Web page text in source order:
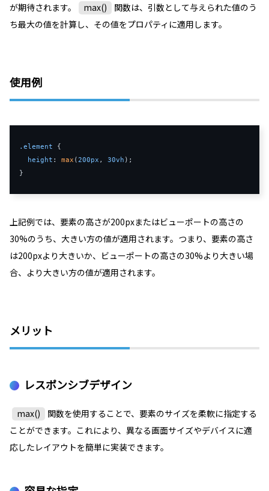
が期待されます。
max()
関数は、引数として与えられた値のう
ち最大の値を計算し、その値をプロパティに適用します。
使用例
.element {
height : max (200px , 30vh );
}
上記例では、要素の高さが200pxまたはビューポートの高さの
30%のうち、大きい方の値が適用されます。つまり、要素の高さ
は200pxより大きいか、ビューポートの高さの30%より大きい場
合、より大きい方の値が適用されます。
メリット
レスポンシブデザイン
max()
関数を使用することで、要素のサイズを柔軟に指定する
ことができます。これにより、異なる画面サイズやデバイスに適
応したレイアウトを簡単に実装できます。